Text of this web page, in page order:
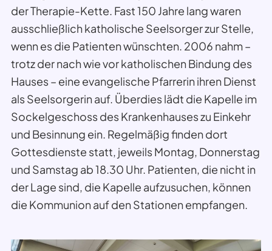
der Therapie-Kette. Fast 150 Jahre lang waren
ausschließlich katholische Seelsorger zur Stelle,
wenn es die Patienten wünschten. 2006 nahm –
trotz der nach wie vor katholischen Bindung des
Hauses – eine evangelische Pfarrerin ihren Dienst
als Seelsorgerin auf. Überdies lädt die Kapelle im
Sockelgeschoss des Krankenhauses zu Einkehr
und Besinnung ein. Regelmäßig finden dort
Gottesdienste statt, jeweils Montag, Donnerstag
und Samstag ab 18.30 Uhr. Patienten, die nicht in
der Lage sind, die Kapelle aufzusuchen, können
die Kommunion auf den Stationen empfangen.